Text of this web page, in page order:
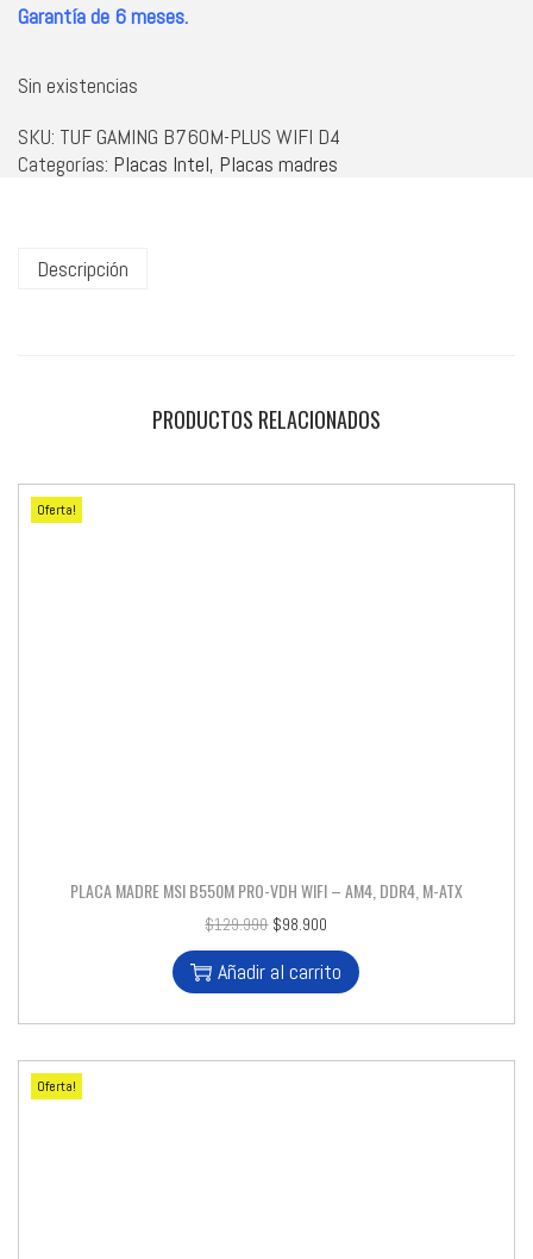
Garantía de 6 meses.
Sin existencias
SKU: TUF GAMING B760M-PLUS WIFI D4
Categorías: Placas Intel, Placas madres
Descripción
PRODUCTOS RELACIONADOS
Oferta!
PLACA MADRE MSI B550M PRO-VDH WIFI – AM4, DDR4, M-ATX
$129.990 $98.900
Añadir al carrito
Oferta!